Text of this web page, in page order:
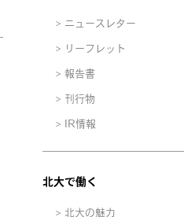
ニュースレター
リーフレット
報告書
刊行物
IR情報
北大で働く
北大の魅力